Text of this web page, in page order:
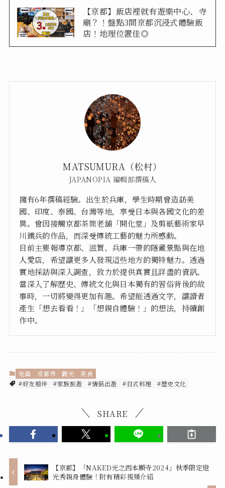
【京都】飯店裡就有遊樂中心、寺
廟？！盤點3間京都沉浸式體驗飯
店！地理位置佳◎
MATSUMURA（松村）
JAPANOPIA 編輯部撰稿人
擁有6年撰稿經驗。出生於兵庫，學生時期曾造訪美
國、印度、泰國、台灣等地，享受日本與各國文化的差
異。曾因接觸京都茶筒老舖「開化堂」及剪紙藝術家早
川鐵兵的作品，而深受傳統工藝的魅力所感動。
目前主要報導京都、滋賀、兵庫一帶的隱藏景點與在地
人愛店，希望讓更多人發現這些地方的獨特魅力。透過
實地採訪與深入調查，致力於提供真實且詳盡的資訊。
當深入了解歷史、傳統文化與日本獨有的習俗背後的故
事時，一切將變得更加有趣。希望能透過文字，讓讀者
產生「想去看看！」「想親自體驗！」的想法，持續創
作中。
地區 京都市 觀光
美食
#好友相伴
#家族旅遊 #情侶出遊 #日式料理 #歷史文化
SHARE
【京都】「NAKED光之西本願寺2024」秋季限定燈
光秀親身體驗！附有精彩視頻介紹